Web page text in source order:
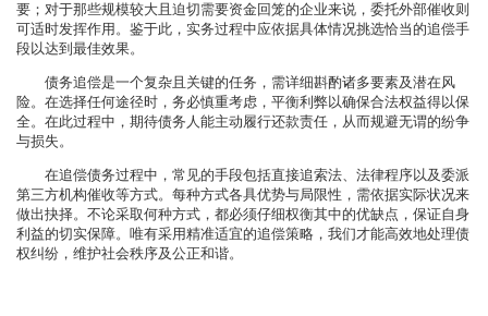
要；对于那些规模较大且迫切需要资金回笼的企业来说，委托外部催收则
可适时发挥作用。鉴于此，实务过程中应依据具体情况挑选恰当的追偿手
段以达到最佳效果。
债务追偿是一个复杂且关键的任务，需详细斟酌诸多要素及潜在风
险。在选择任何途径时，务必慎重考虑，平衡利弊以确保合法权益得以保
全。在此过程中，期待债务人能主动履行还款责任，从而规避无谓的纷争
与损失。
在追偿债务过程中，常见的手段包括直接追索法、法律程序以及委派
第三方机构催收等方式。每种方式各具优势与局限性，需依据实际状况来
做出抉择。不论采取何种方式，都必须仔细权衡其中的优缺点，保证自身
利益的切实保障。唯有采用精准适宜的追偿策略，我们才能高效地处理债
权纠纷，维护社会秩序及公正和谐。